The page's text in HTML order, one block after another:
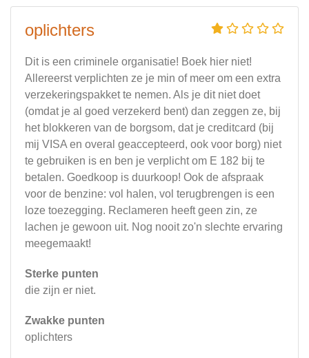
oplichters
Dit is een criminele organisatie! Boek hier niet!
Allereerst verplichten ze je min of meer om een extra
verzekeringspakket te nemen. Als je dit niet doet
(omdat je al goed verzekerd bent) dan zeggen ze, bij
het blokkeren van de borgsom, dat je creditcard (bij
mij VISA en overal geaccepteerd, ook voor borg) niet
te gebruiken is en ben je verplicht om E 182 bij te
betalen. Goedkoop is duurkoop! Ook de afspraak
voor de benzine: vol halen, vol terugbrengen is een
loze toezegging. Reclameren heeft geen zin, ze
lachen je gewoon uit. Nog nooit zo'n slechte ervaring
meegemaakt!
Sterke punten
die zijn er niet.
Zwakke punten
oplichters